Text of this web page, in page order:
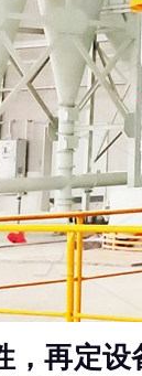
，再定设